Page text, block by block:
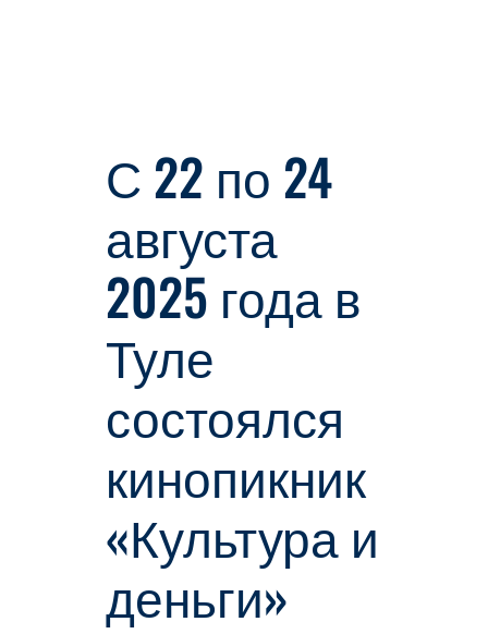
С 22 по 24
августа
2025 года в
Туле
состоялся
кинопикник
«Культура и
деньги»